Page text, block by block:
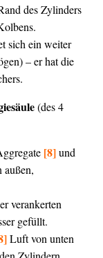
des Zylinders
sich ein weiter
– er hat die
(des 4
[8]und
verankerten
gefüllt.
Luft von unten